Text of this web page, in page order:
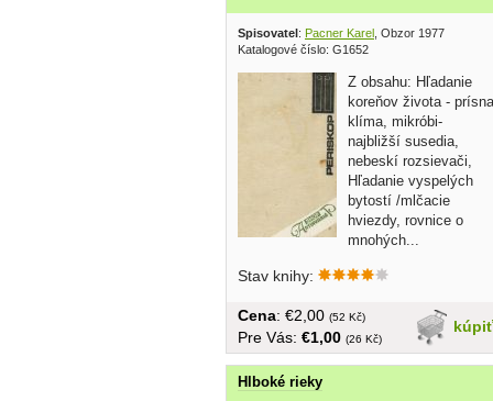
Spisovatel : Pacner Karel , Obzor 1977
Katalogové číslo: G1652
Z obsahu: Hľadanie
koreňov života - prísna
klíma, mikróbi-
najbližší susedia,
nebeskí rozsievači,
Hľadanie vyspelých
bytostí /mlčacie
hviezdy, rovnice o
mnohých...
Stav knihy:
kúpiť
Cena: €2,00 (52 Kč)
Pre Vás: €1,00 (26 Kč)
Hlboké rieky